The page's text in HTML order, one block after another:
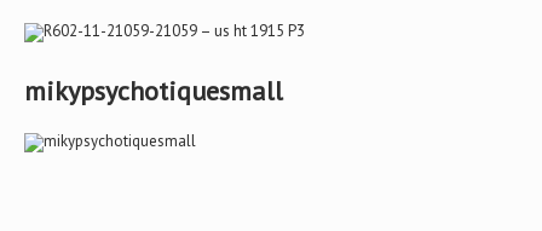
mikypsychotiquesmall